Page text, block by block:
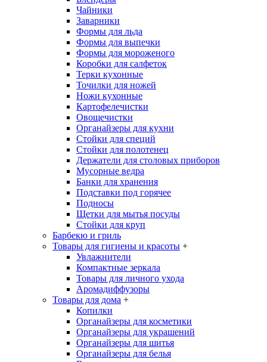
Чайники
Заварники
Формы для льда
Формы для выпечки
Формы для мороженого
Коробки для салфеток
Терки кухонные
Точилки для ножей
Ножи кухонные
Картофелечистки
Овощечистки
Органайзеры для кухни
Стойки для специй
Стойки для полотенец
Держатели для столовых приборов
Мусорные ведра
Банки для хранения
Подставки под горячее
Подносы
Щетки для мытья посуды
Стойки для круп
Барбекю и гриль
Товары для гигиены и красоты +
Увлажнители
Компактные зеркала
Товары для личного ухода
Аромадиффузоры
Товары для дома +
Копилки
Органайзеры для косметики
Органайзеры для украшений
Органайзеры для шитья
Органайзеры для белья